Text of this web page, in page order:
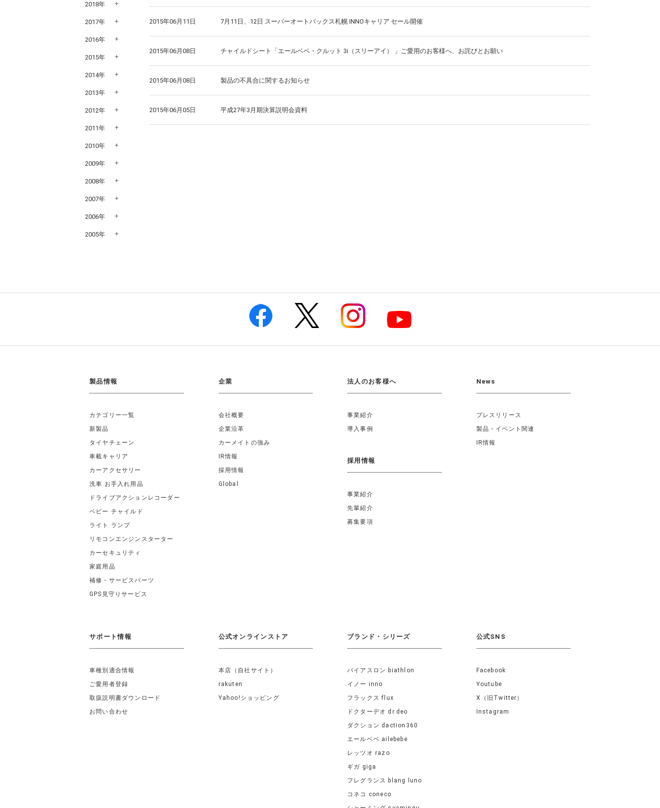
2015年06月11日 7月11日、12日 スーパーオートバックス札幌 INNOキャリア セール開催
2015年06月08日 チャイルドシート「エールベベ・クルット 3i（スリーアイ） 」ご愛用のお客様へ、お詫びとお願い
2015年06月08日 製品の不具合に関するお知らせ
2015年06月05日 平成27年3月期決算説明会資料
2018年
2017年
2016年
2015年
2014年
2013年
2012年
2011年
2010年
2009年
2008年
2007年
2006年
2005年
製品情報
カテゴリー一覧
新製品
タイヤチェーン
車載キャリア
カーアクセサリー
洗車 お手入れ用品
ドライブアクションレコーダー
ベビー チャイルド
ライト ランプ
リモコンエンジンスターター
カーセキュリティ
家庭用品
補修・サービスパーツ
GPS見守りサービス
企業
会社概要
企業沿革
カーメイトの強み
IR情報
採用情報
Global
法人のお客様へ
事業紹介
導入事例
News
プレスリリース
製品・イベント関連
IR情報
採用情報
事業紹介
先輩紹介
募集要項
サポート情報
車種別適合情報
ご愛用者登録
取扱説明書ダウンロード
お問い合わせ
公式オンラインストア
本店（自社サイト）
rakuten
Yahoo!ショッピング
ブランド・シリーズ
バイアスロン biathlon
イノー inno
フラックス flux
ドクターデオ dr.deo
ダクション daction360
エールベベ ailebebe
レッツオ razo
ギガ giga
フレグランス blang luno
コネコ coneco
公式SNS
Facebook
Youtube
X（旧Twitter）
Instagram